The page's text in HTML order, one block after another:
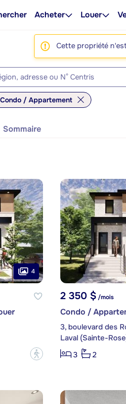
Acheter Louer
Cette propriété
Condo / Appartement
Sommaire
4
?
2 350 $/mois
Condo /
3, boulevard des
Laval (Sainte-
3
2